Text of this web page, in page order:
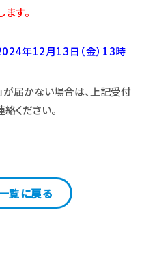
す。
年12月13日（金）13時
が届かない場合は、上記受付
ください。
覧に戻る